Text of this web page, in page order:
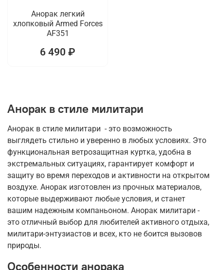
Анорак легкий
хлопковый Armed Forces
AF351
6 490 ₽
Анорак в стиле милитари
Анорак в стиле милитари - это возможность
выглядеть стильно и уверенно в любых условиях. Это
функциональная ветрозащитная куртка, удобна в
экстремальных ситуациях, гарантирует комфорт и
защиту во время переходов и активности на открытом
воздухе. Анорак изготовлен из прочных материалов,
которые выдерживают любые условия, и станет
вашим надежным компаньоном. Анорак милитари -
это отличный выбор для любителей активного отдыха,
милитари-энтузиастов и всех, кто не боится вызовов
природы.
Особенности анорака